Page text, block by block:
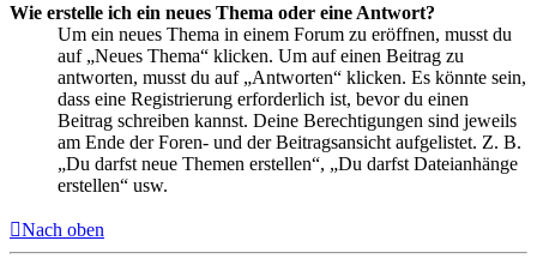
Wie erstelle ich ein neues Thema oder eine Antwort?
Um ein neues Thema in einem Forum zu eröffnen, musst du
auf „Neues Thema“ klicken. Um auf einen Beitrag zu
antworten, musst du auf „Antworten“ klicken. Es könnte sein,
dass eine Registrierung erforderlich ist, bevor du einen
Beitrag schreiben kannst. Deine Berechtigungen sind jeweils
am Ende der Foren- und der Beitragsansicht aufgelistet. Z. B.
„Du darfst neue Themen erstellen“, „Du darfst Dateianhänge
erstellen“ usw.
Nach oben